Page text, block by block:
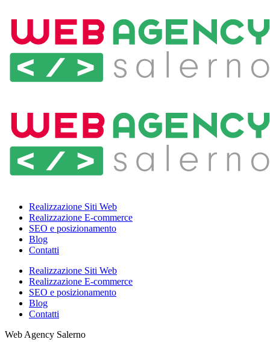
Realizzazione Siti Web
Realizzazione E-commerce
SEO e posizionamento
Blog
Contatti
Realizzazione Siti Web
Realizzazione E-commerce
SEO e posizionamento
Blog
Contatti
Web Agency Salerno